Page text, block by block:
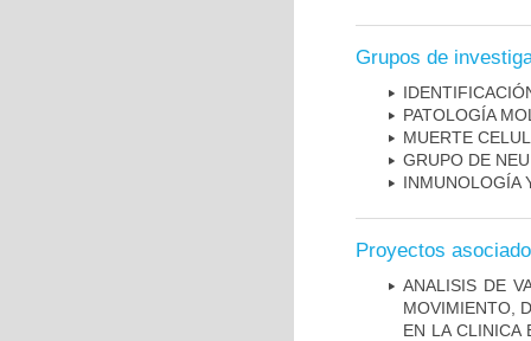
Grupos de
PATOLOGÍA
MUERTE
GRUPO DE
INMUNOLOGÍA
Proyectos
ANALISIS DE
MOVIMIENTO,
EN LA CLINICA